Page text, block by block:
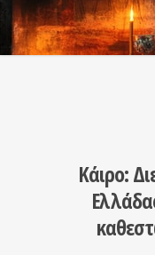
Κάιρο: